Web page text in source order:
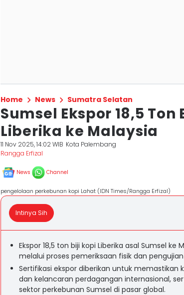
Home News Sumatra Selatan
Sumsel Ekspor 18,5 Ton
Liberika ke Malaysia
11 Nov 2025, 14:02 WIB Kota Palembang
Rangga Erfizal
News Channel
pengelolaan perkebunan kopi Lahat (IDN Times/Rangga Erfizal)
Intinya Sih
Ekspor 18,5 ton biji kopi Liberika asal Sumsel ke
melalui proses pemeriksaan fisik dan
Sertifikasi ekspor diberikan untuk memastikan
dan kelancaran perdagangan internasional,
sektor perkebunan Sumsel di pasar global.